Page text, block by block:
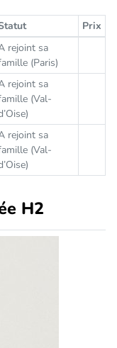
Prix
rejoint sa
(Paris)
rejoint sa
(Val-
rejoint sa
(Val-
H2